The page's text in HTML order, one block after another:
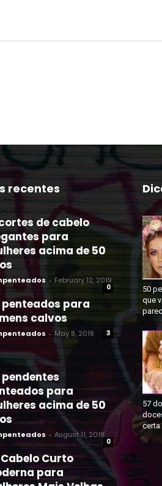
recentes
de cabelo
para
acima de 50
- February 12, 2019
0
penteados para
calvos
- May 8, 2018 3
para
acima de 50
- August 11, 2018
0
Curto
para
50
que
57
certa